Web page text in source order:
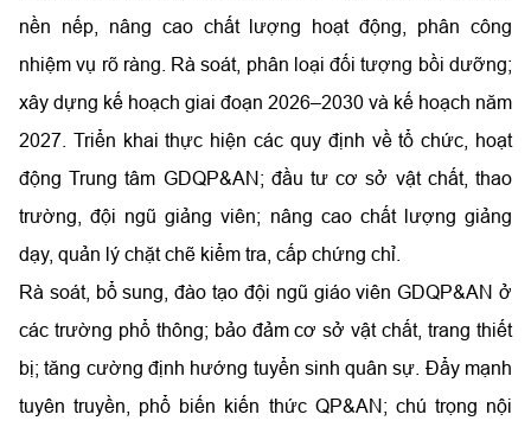
nền nếp, nâng cao chất lượng hoạt động, phân công
nhiệm vụ rõ ràng. Rà soát, phân loại đối tượng bồi dưỡng;
xây dựng kế hoạch giai đoạn 2026–2030 và kế hoạch năm
2027. Triển khai thực hiện các quy định về tổ chức, hoạt
động Trung tâm GDQP&AN; đầu tư cơ sở vật chất, thao
trường, đội ngũ giảng viên; nâng cao chất lượng giảng
dạy, quản lý chặt chẽ kiểm tra, cấp chứng chỉ.
Rà soát, bổ sung, đào tạo đội ngũ giáo viên GDQP&AN ở
các trường phổ thông; bảo đảm cơ sở vật chất, trang thiết
bị; tăng cường định hướng tuyển sinh quân sự. Đẩy mạnh
tuyên truyền, phổ biến kiến thức QP&AN; chú trọng nội